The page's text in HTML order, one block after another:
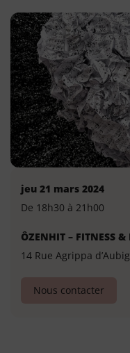
jeu 21 mars 2024
De 18h30 à 21h00
ÔZENHIT – FITNESS &
14 Rue Agrippa
Nous contacter